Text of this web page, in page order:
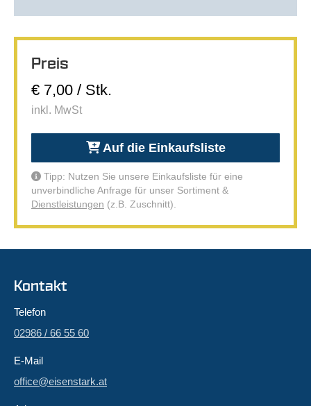
Preis
€ 7,00 / Stk.
inkl. MwSt
Auf die Einkaufsliste
Tipp: Nutzen Sie unsere Einkaufsliste für eine
unverbindliche Anfrage für unser Sortiment &
Dienstleistungen (z.B. Zuschnitt).
Kontakt
Telefon
02986 / 66 55 60
E-Mail
office@eisenstark.at